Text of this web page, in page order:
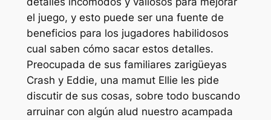
el juego, y esto puede ser una fuente de
beneficios para los jugadores habilidosos
cual saben cómo sacar estos detalles.
Preocupada de sus familiares zarigüeyas
Crash y Eddie, una mamut Ellie les pide
discutir de sus cosas, sobre todo buscando
arruinar con algún alud nuestro acampada